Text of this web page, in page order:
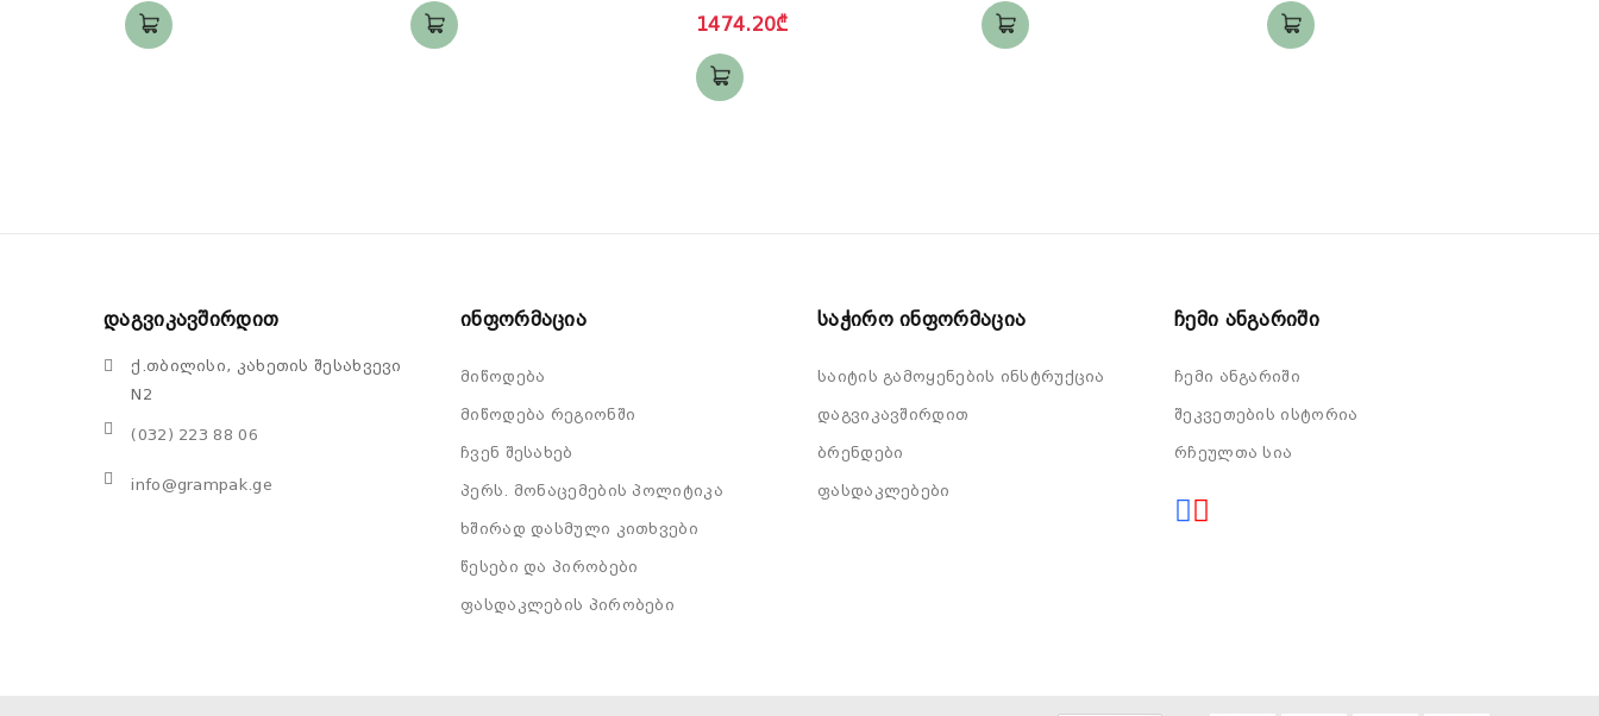
Band WiFi 6, 5700 Sq.
System
1474.20₾
Დაგვიკავშირდით
ქ.თბილისი, კახეთის შესახვევი
N2
(032) 223 88 06
info@grampak.ge
Ინფორმაცია
მიწოდება
მიწოდება რეგიონში
ჩვენ შესახებ
პერს. მონაცემების პოლიტიკა
ხშირად დასმული კითხვები
წესები და პირობები
ფასდაკლების პირობები
Საჭირო Ინფორმაცია
საიტის გამოყენების ინსტრუქცია
დაგვიკავშირდით
ბრენდები
ფასდაკლებები
Ჩემი Ანგარიში
ჩემი ანგარიში
შეკვეთების ისტორია
რჩეულთა სია